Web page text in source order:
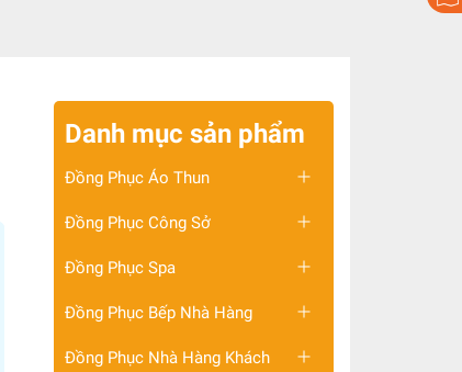
Danh mục sản phẩm
Đồng Phục Áo Thun
Đồng Phục Công Sở
Đồng Phục Spa
Đồng Phục Bếp Nhà Hàng
Đồng Phục Nhà Hàng Khách